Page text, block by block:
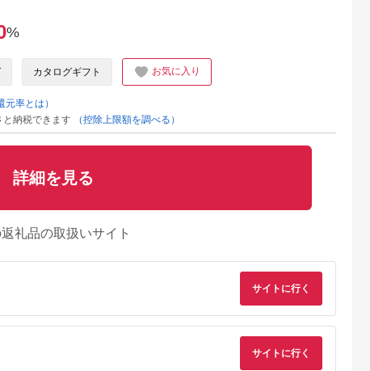
%
カタログギフト お気に入り
元率とは）
納税できます
（控除上限額を調べる）
詳細を見る
礼品の取扱いサイト
サイトに行く
サイトに行く